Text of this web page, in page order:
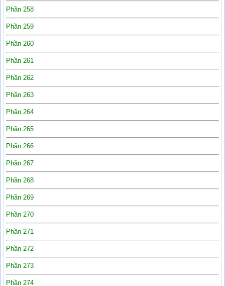
Phần 258
Phần 259
Phần 260
Phần 261
Phần 262
Phần 263
Phần 264
Phần 265
Phần 266
Phần 267
Phần 268
Phần 269
Phần 270
Phần 271
Phần 272
Phần 273
Phần 274